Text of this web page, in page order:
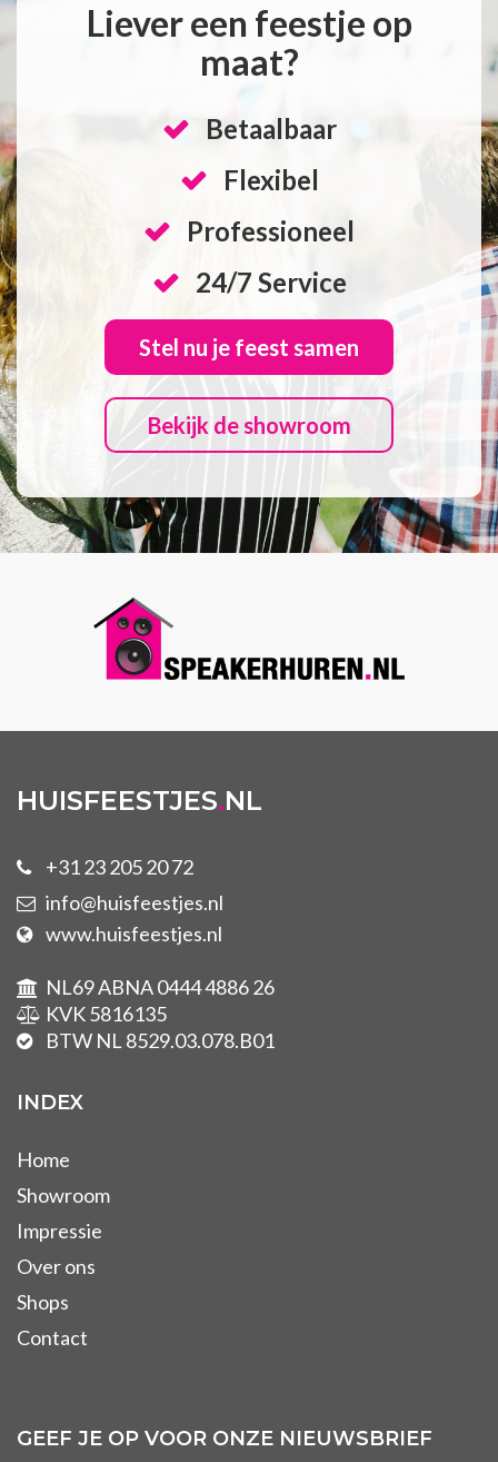
Liever een feestje op
maat?
Betaalbaar
Flexibel
Professioneel
24/7 Service
Stel nu je feest samen
Bekijk de showroom
HUISFEESTJES.NL
+31 23 205 20 72
info@huisfeestjes.nl
www.huisfeestjes.nl
NL69 ABNA 0444 4886 26
KVK 5816135
BTW NL 8529.03.078.B01
INDEX
Home
Showroom
Impressie
Over ons
Shops
Contact
GEEF JE OP VOOR ONZE NIEUWSBRIEF